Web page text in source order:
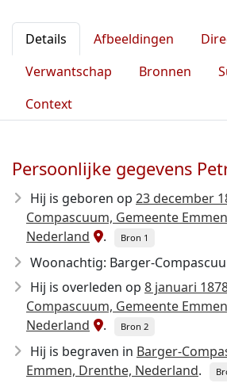
Details Afbeeldingen
Verwantschap
Bronnen
Context
Persoonlijke gegevens
Hij is geboren op 23 december
Compascuum, Gemeente
Nederland
. Bron 1
Woonachtig: Barger-
Hij is overleden op 8 januari
Compascuum, Gemeente
Nederland
. Bron 2
Hij is begraven in Barger-
Emmen, Drenthe, Nederland.